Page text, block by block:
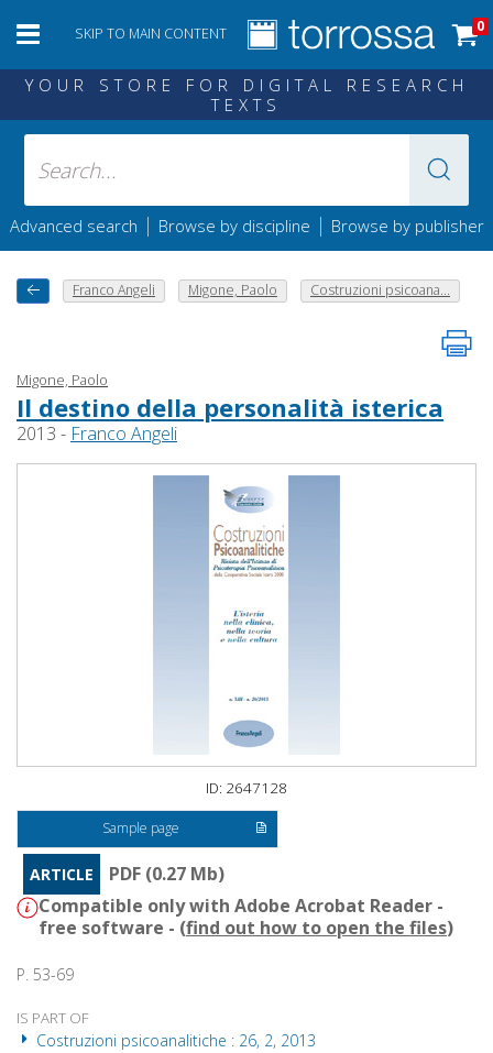
SKIP TO MAIN CONTENT 0
YOUR STORE FOR DIGITAL RESEARCH
TEXTS
Advanced search | Browse by discipline | Browse by publisher
Franco Angeli Migone, Paolo Costruzioni psicoana...
Migone, Paolo
Il destino della personalità isterica
2013 - Franco Angeli
ID: 2647128
Sample page
ARTICLE
PDF (0.27 Mb)
Compatible only with Adobe Acrobat Reader -
free software - (find out how to open the files)
P. 53-69
IS PART OF
Costruzioni psicoanalitiche : 26, 2, 2013